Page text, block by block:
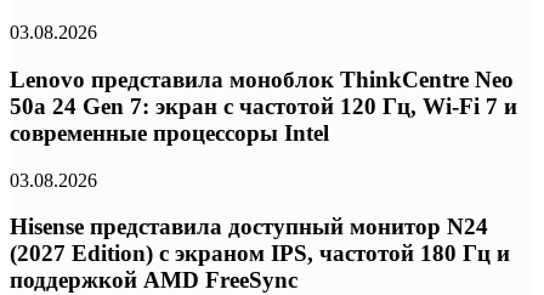
03.08.2026
Lenovo представила моноблок ThinkCentre Neo
50a 24 Gen 7: экран с частотой 120 Гц, Wi-Fi 7 и
современные процессоры Intel
03.08.2026
Hisense представила доступный монитор N24
(2027 Edition) с экраном IPS, частотой 180 Гц и
поддержкой AMD FreeSync